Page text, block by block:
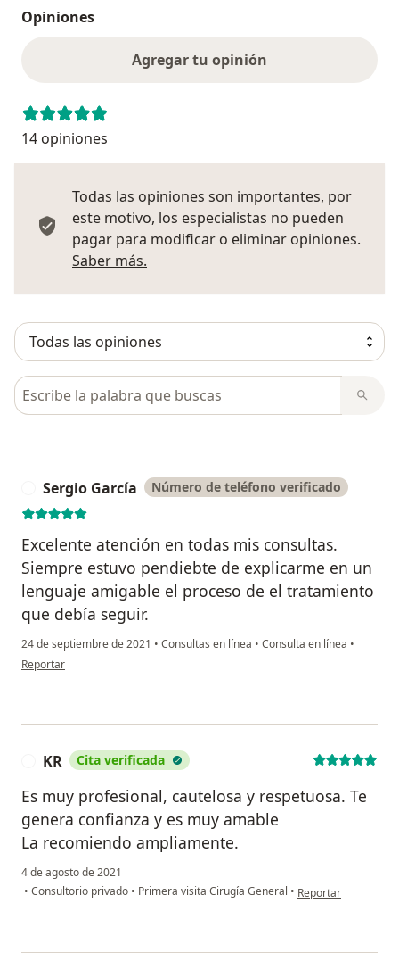
Opiniones
Agregar tu opinión
14 opiniones
Todas las opiniones son importantes, por
este motivo, los especialistas no pueden
pagar para modificar o eliminar opiniones.
Saber más.
Busca en opiniones
Sergio García Número de teléfono verificado
Excelente atención en todas mis consultas.
Siempre estuvo pendiebte de explicarme en un
lenguaje amigable el proceso de el tratamiento
que debía seguir.
24 de septiembre de 2021 • Consultas en línea • Consulta en línea •
en opinión del usuario Sergio García
Reportar
KR Cita verificada
Es muy profesional, cautelosa y respetuosa. Te
genera confianza y es muy amable
La recomiendo ampliamente.
4 de agosto de 2021
• Consultorio privado • Primera visita Cirugía General • en opinión del
Reportar